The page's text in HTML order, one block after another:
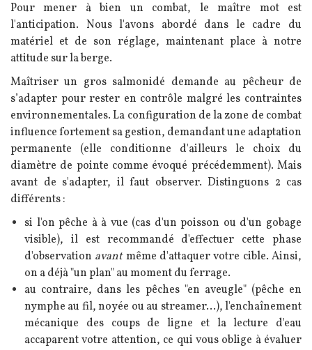
Pour mener à bien un combat, le maître mot est
l'anticipation. Nous l'avons abordé dans le cadre du
matériel et de son réglage, maintenant place à notre
attitude sur la berge.
Maîtriser un gros salmonidé demande au pêcheur de
s’adapter pour rester en contrôle malgré les contraintes
environnementales. La configuration de la zone de combat
influence fortement sa gestion, demandant une adaptation
permanente (elle conditionne d'ailleurs le choix du
diamètre de pointe comme évoqué précédemment). Mais
avant de s'adapter, il faut observer. Distinguons 2 cas
différents :
si l'on pêche à à vue (cas d'un poisson ou d'un gobage
visible), il est recommandé d'effectuer cette phase
d'observation avantmême d'attaquer votre cible. Ainsi,
on a déjà "un plan" au moment du ferrage.
au contraire, dans les pêches "en aveugle" (pêche en
nymphe au fil, noyée ou au streamer...), l'enchaînement
mécanique des coups de ligne et la lecture d'eau
accaparent votre attention, ce qui vous oblige à évaluer